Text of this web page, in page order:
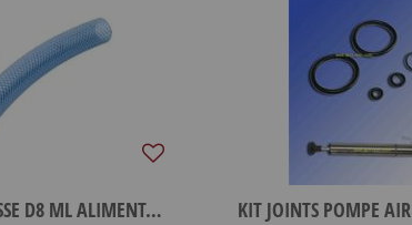
TUYAU PVC+TRESSE D8 ML ALIMENTAIRE